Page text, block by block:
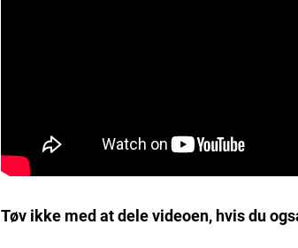
Tøv ikke med at dele videoen, hvis du